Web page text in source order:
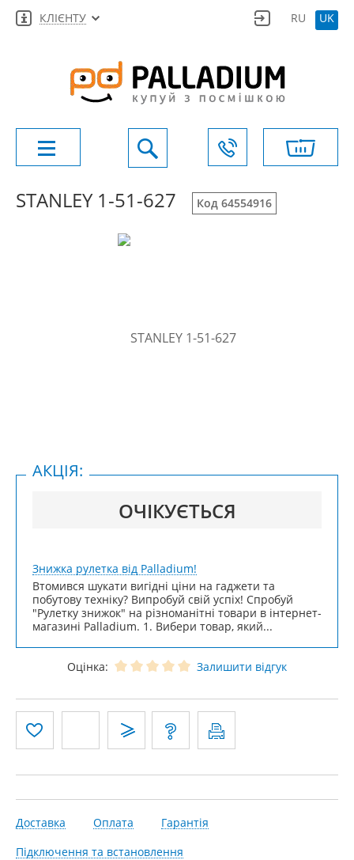
КЛІЄНТУ RU UK
STANLEY 1-51-627 Код 64554916
ОЧІКУЄТЬСЯ
АКЦІЯ:
Знижка рулетка від Palladium!
Втомився шукати вигідні ціни на гаджети та
побутову техніку? Випробуй свій успіх! Спробуй
"Рулетку знижок" на різноманітні товари в інтернет-
магазині Palladium. 1. Вибери товар, який...
Оцінка: Залишити відгук
Доставка Оплата
Гарантія
Підключення та встановлення